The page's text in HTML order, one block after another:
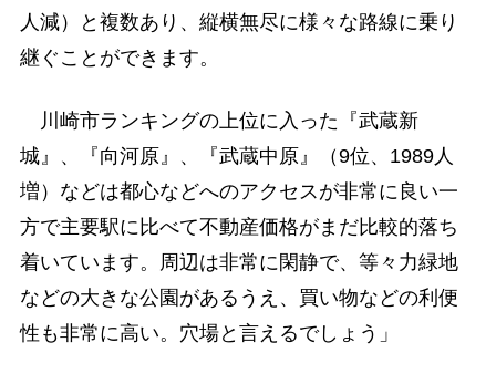
人減）と複数あり、縦横無尽に様々な路線に乗り
継ぐことができます。
川崎市ランキングの上位に入った『武蔵新
城』、『向河原』、『武蔵中原』（9位、1989人
増）などは都心などへのアクセスが非常に良い一
方で主要駅に比べて不動産価格がまだ比較的落ち
着いています。周辺は非常に閑静で、等々力緑地
などの大きな公園があるうえ、買い物などの利便
性も非常に高い。穴場と言えるでしょう」